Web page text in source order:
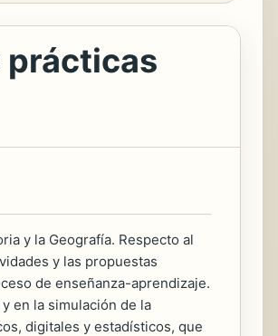
prácticas
y la Geografía. Respecto al
y las propuestas
de enseñanza-aprendizaje.
en la simulación de la
digitales y estadísticos, que